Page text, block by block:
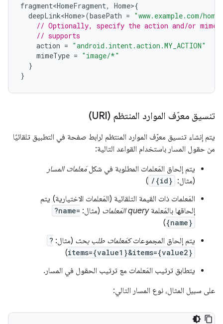
fragment<HomeFragment, Home>{
deepLink<Home>(basePath = "www.example.com/
// Optionally, specify the action and/or
// supports
action = "android.intent.action.MY_ACTION"
mimeType = "image/*"
}
}
تنسيق معرّف الموارد المنتظم (URI)
يتم إنشاء تنسيق معرّف الموارد المنتظم لرابط صفحة في التطبيق تلقائيًا
من حقول المسار باستخدام القواعد التالية:
يتم إلحاق المَعلمات المطلوبة في شكلمَعلمات المسار
(مثال: /{id}
)
المَعلمات ذات القيمة التلقائية (المَعلمات الاختيارية) يتم
إلحاقها بالمَعلمةquery المَعلمات (مثال: ?name=
{name}
)
يتم إلحاق المجموعاتكمَعلمات طلب بحث (مثال: ?
items={value1}&items={value2}
)
يتطابق ترتيب المَعلمات مع ترتيب الحقول في المسار.
على سبيل المثال، نوع المسار التالي: